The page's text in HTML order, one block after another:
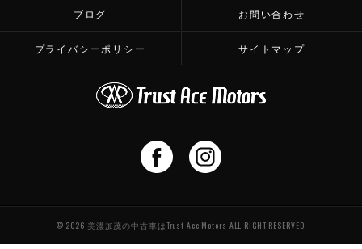
ブログ お問い合わせ
プライバシーポリシー サイトマップ
© 2026 美濃加茂の中古車はTrust Ace Motors ALL RIGHT RESERVED.